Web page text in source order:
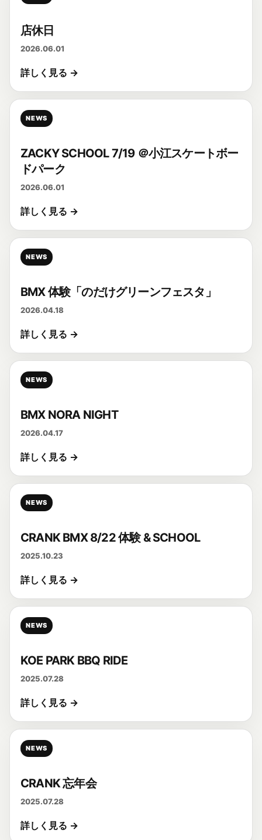
店休日
2026.06.01
詳しく見る →
NEWS
ZACKY SCHOOL 7/19 ＠小江スケートボー
ドパーク
2026.06.01
詳しく見る →
NEWS
BMX 体験「のだけグリーンフェスタ」
2026.04.18
詳しく見る →
NEWS
BMX NORA NIGHT
2026.04.17
詳しく見る →
NEWS
CRANK BMX 8/22 体験 & SCHOOL
2025.10.23
詳しく見る →
NEWS
KOE PARK BBQ RIDE
2025.07.28
詳しく見る →
NEWS
CRANK 忘年会
2025.07.28
詳しく見る →